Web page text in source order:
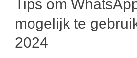
Tips om
mogelijk te
2024